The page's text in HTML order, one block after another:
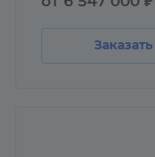
Заказать